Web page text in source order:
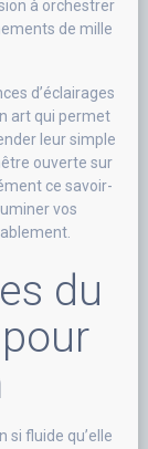
à orchestrer
de mille
d’éclairages
art qui permet
leur simple
ouverte sur
ce savoir-
vos
du
si fluide qu’elle